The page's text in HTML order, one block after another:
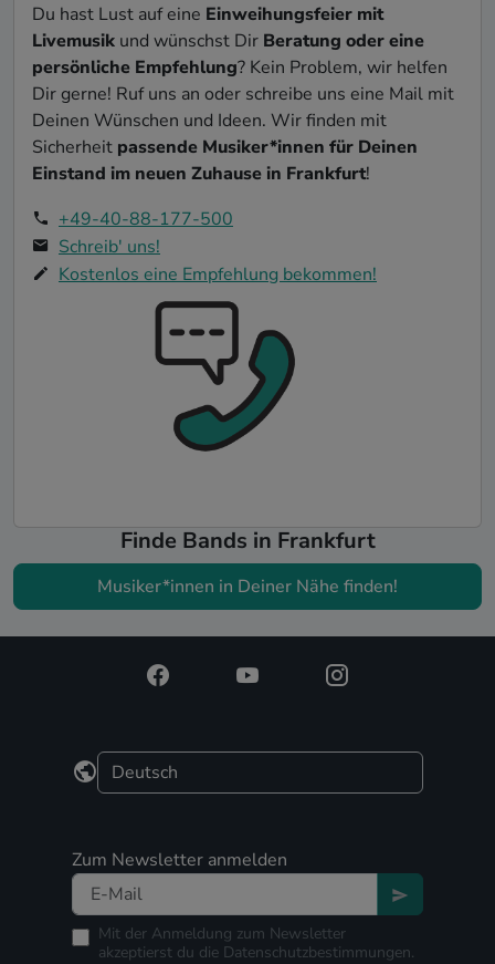
Du hast Lust auf eine Einweihungsfeier mit
Livemusik und wünschst Dir Beratung oder eine
persönliche Empfehlung? Kein Problem, wir helfen
Dir gerne! Ruf uns an oder schreibe uns eine Mail mit
Deinen Wünschen und Ideen. Wir finden mit
Sicherheit passende Musiker*innen für Deinen
Einstand im neuen Zuhause in Frankfurt!
+49-40-88-177-500
Schreib' uns!
Kostenlos eine Empfehlung bekommen!
Finde Bands in Frankfurt
Musiker*innen in Deiner Nähe finden!
Zum Newsletter anmelden
Mit der Anmeldung zum Newsletter
akzeptierst du die Datenschutzbestimmungen.